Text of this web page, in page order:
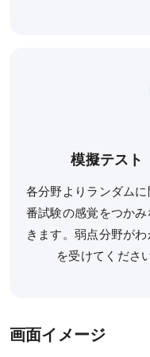
視聴開始スケジュール
海外在住の方
受講サポート一覧
模擬テスト
各分野よりランダム
番試験の感覚をつか
きます。弱点分野が
を受けてくださ
画面イメージ